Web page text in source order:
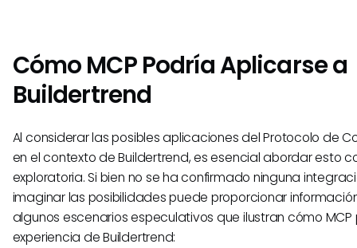
Cómo MCP Podría Aplicarse a
Buildertrend
Al considerar las posibles aplicaciones del Protocolo de
en el contexto de Buildertrend, es esencial abordar esto
exploratoria. Si bien no se ha confirmado ninguna
imaginar las posibilidades puede proporcionar
algunos escenarios especulativos que ilustran cómo
experiencia de Buildertrend: